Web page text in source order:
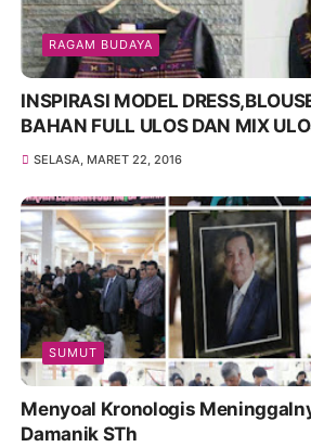
RAGAM BUDAYA
INSPIRASI MODEL
BAHAN FULL ULOS DAN MIX
SELASA, MARET 22, 2016
SUMUT
Menyoal Kronologis
Damanik STh